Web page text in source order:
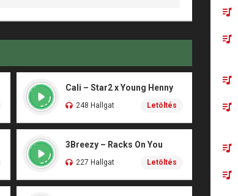
Cali – Star2 x Young Henny
248 Hallgat Letöltés
3Breezy – Racks On You
227 Hallgat Letöltés